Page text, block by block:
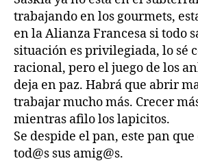
trabajando en los gourmets,
en la Alianza Francesa si todo
situación es privilegiada, lo sé
racional, pero el juego de los
deja en paz. Habrá que abrir
trabajar mucho más. Crecer
mientras afilo los lapicitos.
Se despide el pan, este pan
tod@s sus amig@s.